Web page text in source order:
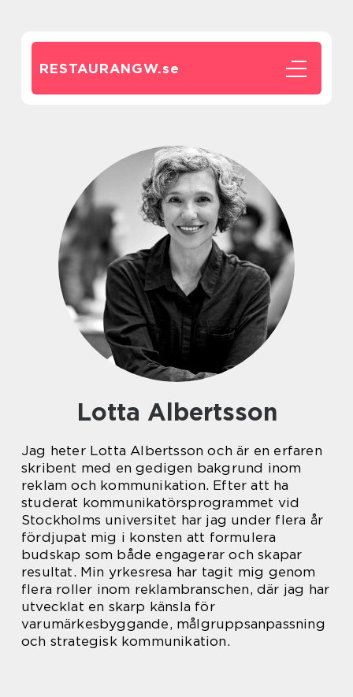
RESTAURANGW.se
Lotta Albertsson
Jag heter Lotta Albertsson och är en erfaren
skribent med en gedigen bakgrund inom
reklam och kommunikation. Efter att ha
studerat kommunikatörsprogrammet vid
Stockholms universitet har jag under flera år
fördjupat mig i konsten att formulera
budskap som både engagerar och skapar
resultat. Min yrkesresa har tagit mig genom
flera roller inom reklambranschen, där jag har
utvecklat en skarp känsla för
varumärkesbyggande, målgruppsanpassning
och strategisk kommunikation.